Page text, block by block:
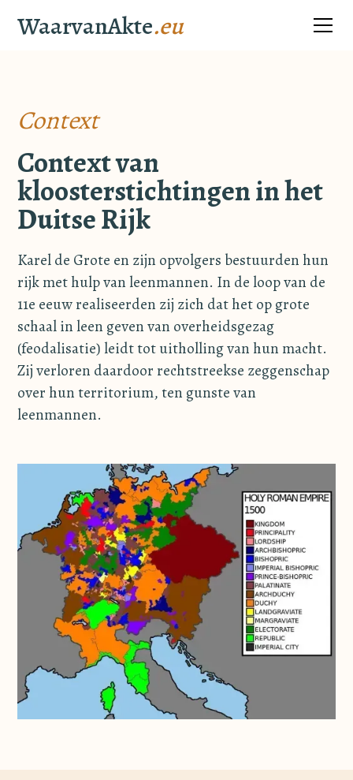
WaarvanAkte.eu
Context
Context van
kloosterstichtingen in het
Duitse Rijk
Karel de Grote en zijn opvolgers bestuurden hun
rijk met hulp van leenmannen. In de loop van de
11e eeuw realiseerden zij zich dat het op grote
schaal in leen geven van overheidsgezag
(feodalisatie) leidt tot uitholling van hun macht.
Zij verloren daardoor rechtstreekse zeggenschap
over hun territorium, ten gunste van
leenmannen.